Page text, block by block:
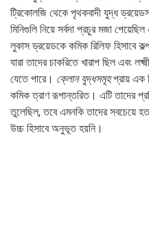
ট্রিকোলজি থেকে পৃথকবাদী যুদ্ধ
মিনিগুলি নিয়ে সর্বদা প্রচুর মজা
লুকাস ড্রয়েডকে কমিক রিলিফ হিসাবে
যারা তাদের চাকরিতে খারাপ ছিল এবং
যেতে পারে। ক্লোন যুদ্ধসমূহপ্রায় এক
কমিক ত্রাণ রূপান্তরিত। এটি তাদের
তুলেছিল, তবে এমনকি তাদের সবচেয়ে
উচ্চ হিসাবে অনুভূত হয়নি।